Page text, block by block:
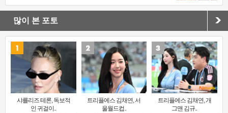
많이 본 포토
샤를리즈 테론, 독보적
인 귀걸이..
트리플에스 김채연, 서
울월드컵..
트리플에스 김채연, 개
그맨 김규..